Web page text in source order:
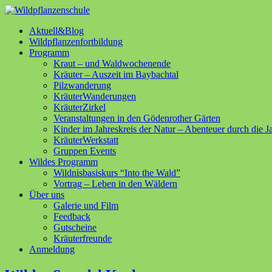
Aktuell&Blog
Wildpflanzenfortbildung
Programm
Kraut – und Waldwochenende
Kräuter – Auszeit im Baybachtal
Pilzwanderung
KräuterWanderungen
KräuterZirkel
Veranstaltungen in den Gödenrother Gärten
Kinder im Jahreskreis der Natur – Abenteuer durch die
KräuterWerkstatt
Gruppen Events
Wildes Programm
Wildnisbasiskurs “Into the Wald”
Vortrag – Leben in den Wäldern
Über uns
Galerie und Film
Feedback
Gutscheine
Kräuterfreunde
Anmeldung